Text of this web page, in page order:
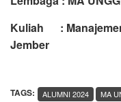
Kuliah :
Jember
TAGS: ALUMNI 2024 MA